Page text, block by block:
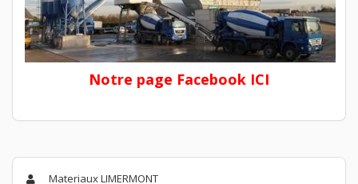
Notre page Facebook ICI
Materiaux LIMERMONT